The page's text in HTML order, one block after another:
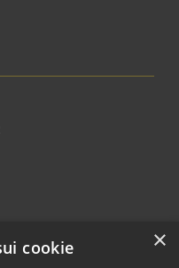
trasparente
×
cookie